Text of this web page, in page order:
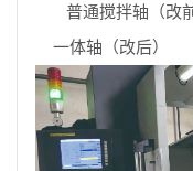
普通
一体轴（改后）